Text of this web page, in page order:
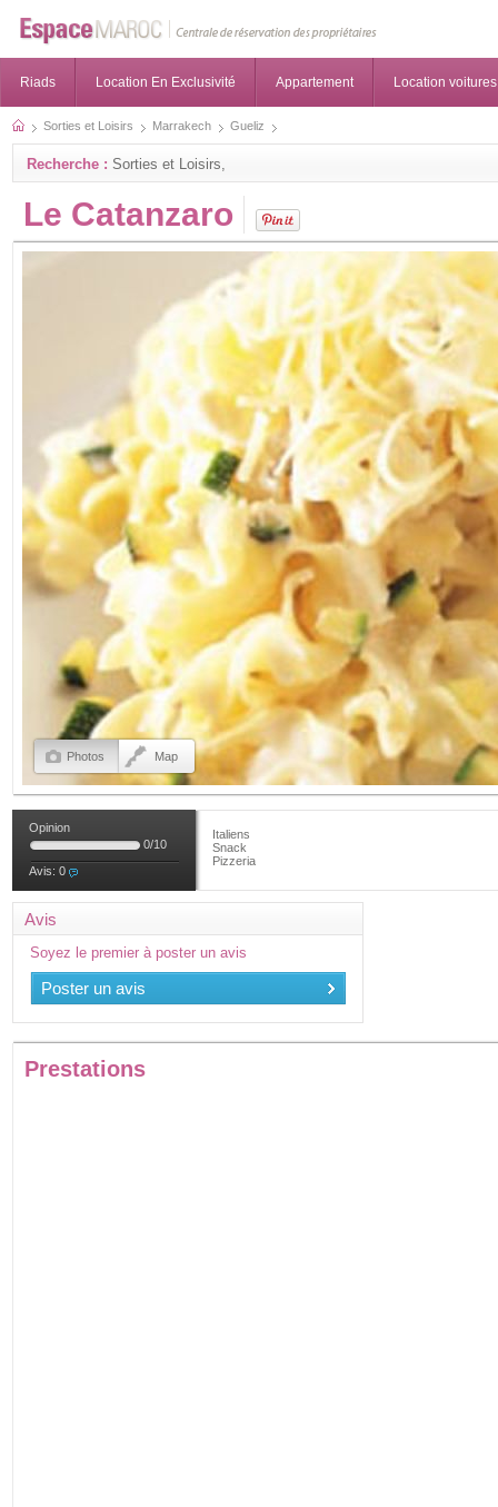
Riads Location En Exclusivité Appartement Location voitures
Sorties et Loisirs Marrakech Gueliz
Recherche : Sorties et Loisirs,
Le Catanzaro
Photos Map
Opinion
0/10
Avis: 0
Italiens
Snack
Pizzeria
Avis
Soyez le premier à poster un avis
Poster un avis
Prestations